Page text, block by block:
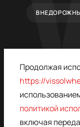
© 2015–2026,
Продолжая
https://
политикой
включая